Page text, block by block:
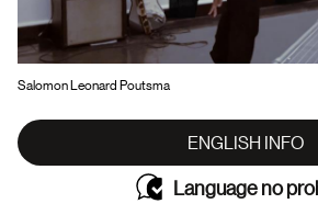
Salomon Leonard Poutsma
ENGLISH INFO
Language no